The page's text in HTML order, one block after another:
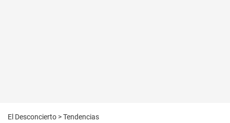
El Desconcierto >Tendencias